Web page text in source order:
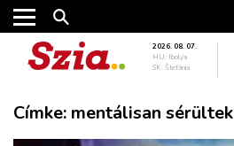
2026. 08. 07.
HU: Ibolya
SK: Štefánia
Címke: mentálisan sérültek